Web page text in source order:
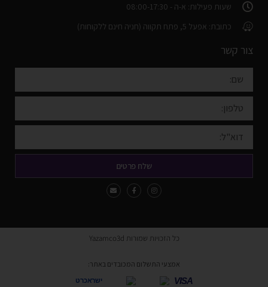
שעות פעילות: א-ה - 08:00-17:30
כתובת: אפעל 5, פתח תקווה (חניה חינם ללקוחות)
צור קשר
שלח פרטים
כל הזכויות שמורות Yazamco3d
אמצעי התשלום המכובדים באתר:
VISA ישראכרט